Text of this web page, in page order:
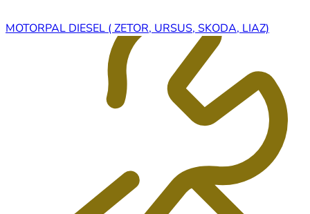
MOTORPAL DIESEL ( ZETOR, URSUS, SKODA, LIAZ)